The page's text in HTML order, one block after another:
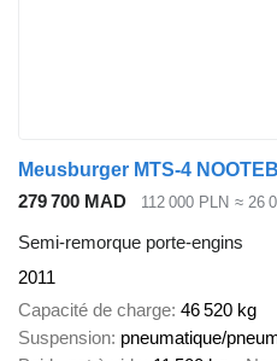
Meusburger MTS-4
279 700 MAD
112 000 PLN ≈ 26
Semi-remorque porte-engins
2011
Capacité de charge 46 520 kg
Suspension pneumatique/